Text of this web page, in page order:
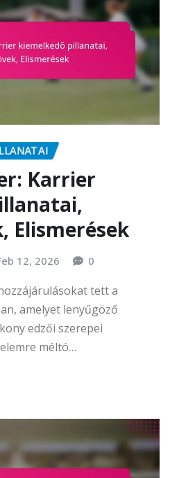
Karrier
Elismerések
12, 2026 0
tett a
amelyet lenyűgöző
edzői szerepei
méltó…